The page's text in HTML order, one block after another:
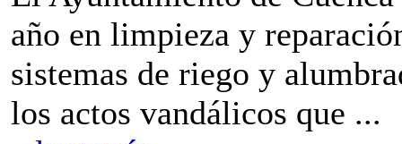
año en limpieza y
sistemas de riego y
los actos vandálicos que ...